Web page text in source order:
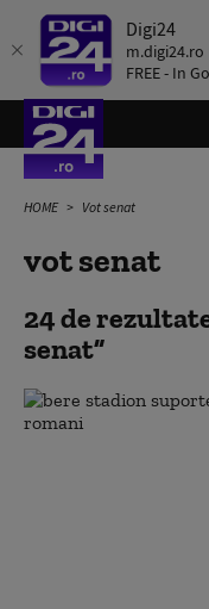
Digi24
m.digi24.ro
FREE - In
HOME Vot senat
vot senat
24 de
senat